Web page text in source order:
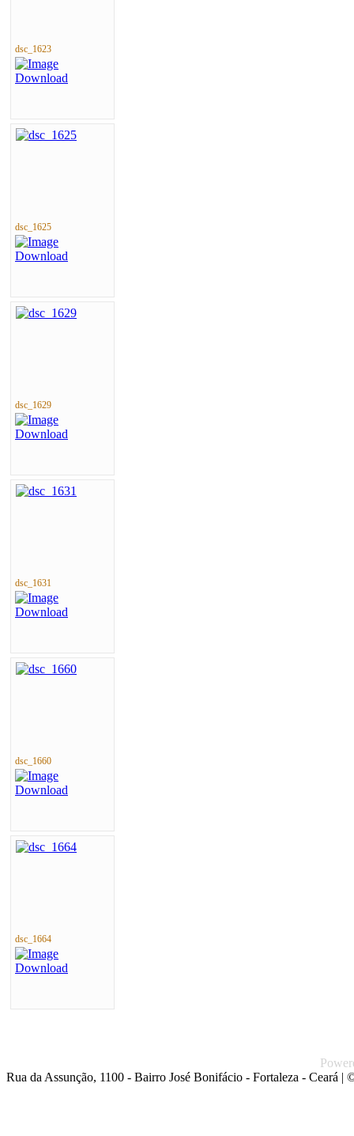
dsc_1623
dsc_1625
dsc_1629
dsc_1631
dsc_1660
dsc_1664
Rua da Assunção, 1100 - Bairro José Bonifácio - Fortaleza - Ceará |